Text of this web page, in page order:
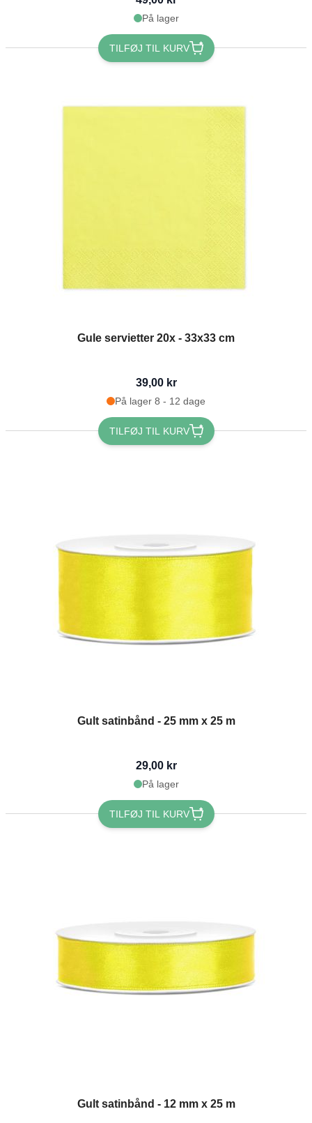
På lager
TILFØJ TIL KURV
Gule servietter 20x - 33x33 cm
39,00 kr
På lager 8 - 12 dage
TILFØJ TIL KURV
Gult satinbånd - 25 mm x 25 m
29,00 kr
På lager
TILFØJ TIL KURV
Gult satinbånd - 12 mm x 25 m